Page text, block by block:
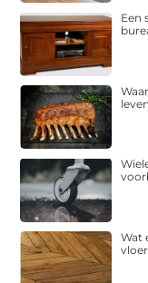
Een
Wat